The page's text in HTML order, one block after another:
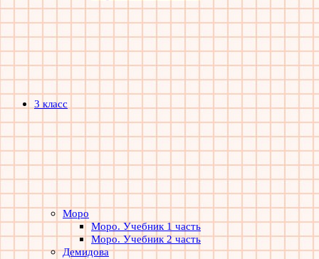
3 класс
Моро
Моро. Учебник 1 часть
Моро. Учебник 2 часть
Демидова